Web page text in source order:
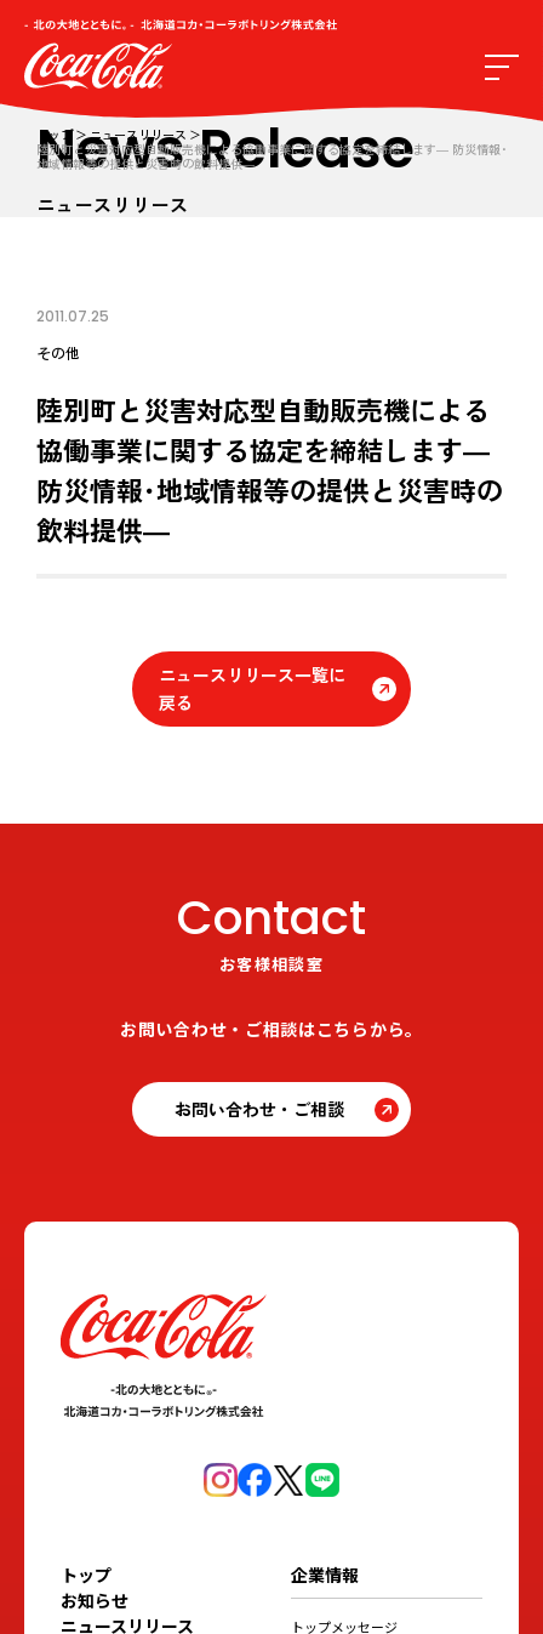
トップ
ニュースリリース
陸別町と災害対応型自動販売機による協働事業に関する協定を締結します― 防災情報･
地域情報等の提供と災害時の飲料提供―
News Release
ニュースリリース
2011.07.25
その他
陸別町と災害対応型自動販売機による
協働事業に関する協定を締結します―
防災情報･地域情報等の提供と災害時の
飲料提供―
ニュースリリース一覧に
戻る
Contact
お客様相談室
お問い合わせ・ご相談はこちらから。
お問い合わせ・ご相談
トップ
お知らせ
ニュースリリース
企業情報
トップメッセージ